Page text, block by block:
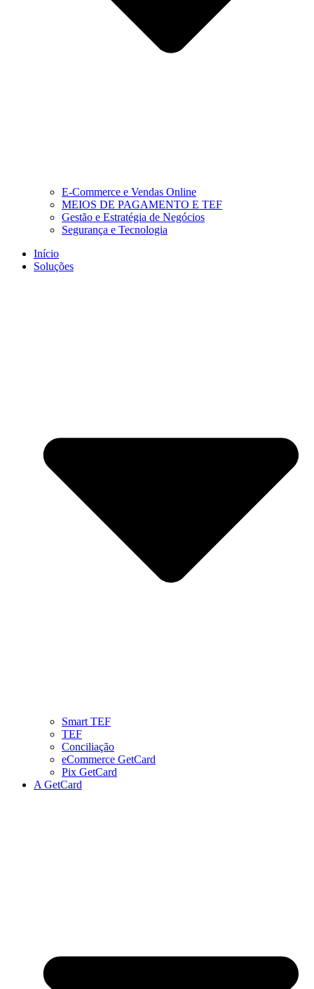
E-Commerce e Vendas Online
MEIOS DE PAGAMENTO E TEF
Gestão e Estratégia de Negócios
Segurança e Tecnologia
Início
Soluções
Smart TEF
TEF
Conciliação
eCommerce GetCard
Pix GetCard
A GetCard